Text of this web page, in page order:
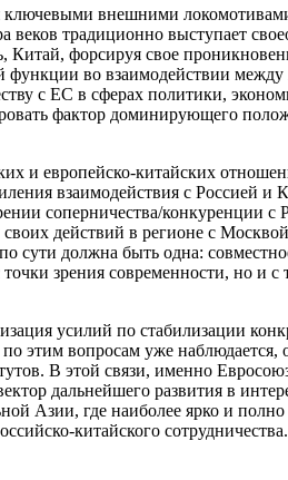
ключевыми внешними
традиционно выступает
форсируя свое
функции во взаимодействии
с ЕС в сферах политики,
фактор доминирующего
и европейско-китайских
взаимодействия с Россией и
соперничества/конкуренции
действий в регионе с
сути должна быть одна:
зрения современности, но и
усилий по стабилизации
этим вопросам уже
В этой связи, именно
дальнейшего развития в
Азии, где наиболее ярко и
китайского сотрудничества.